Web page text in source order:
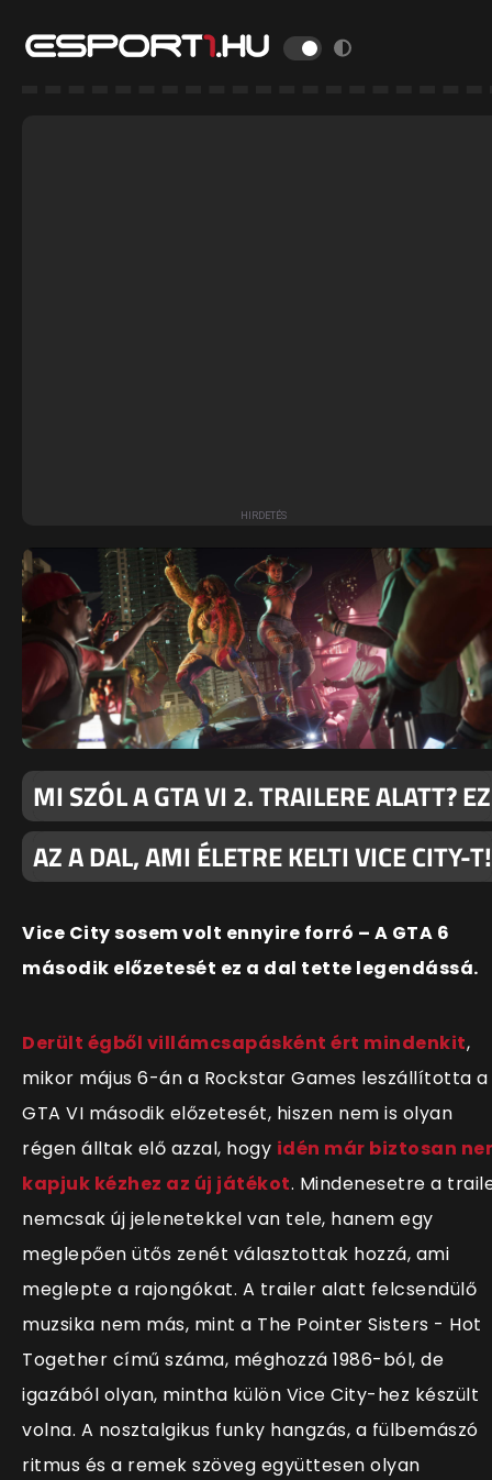
MI SZÓL A GTA VI 2. TRAILERE ALATT? EZ
AZ A DAL, AMI ÉLETRE KELTI VICE CITY-T!
Vice City sosem volt ennyire forró – A GTA 6
második előzetesét ez a dal tette legendássá.
Derült égből villámcsapásként ért mindenkit,
mikor május 6-án a Rockstar Games leszállította a
GTA VI második előzetesét, hiszen nem is olyan
régen álltak elő azzal, hogy idén már biztosan
kapjuk kézhez az új játékot. Mindenesetre a
nemcsak új jelenetekkel van tele, hanem egy
meglepően ütős zenét választottak hozzá, ami
meglepte a rajongókat. A trailer alatt felcsendülő
muzsika nem más, mint a The Pointer Sisters - Hot
Together című száma, méghozzá 1986-ból, de
igazából olyan, mintha külön Vice City-hez készült
volna. A nosztalgikus funky hangzás, a fülbemászó
ritmus és a remek szöveg együttesen olyan